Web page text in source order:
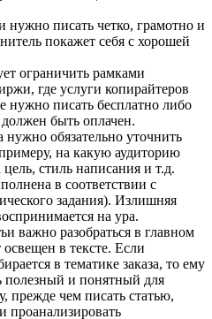
нужно писать четко, грамотно и
покажет себя с хорошей
ограничить рамками
где услуги копирайтеров
нужно писать бесплатно либо
быть оплачен.
нужно обязательно уточнить
на какую аудиторию
цель, стиль написания и т.д.
в соответствии с
задания). Излишняя
на ура.
важно разобраться в главном
в тексте. Если
в тематике заказа, то ему
полезный и понятный для
прежде чем писать статью,
проанализировать